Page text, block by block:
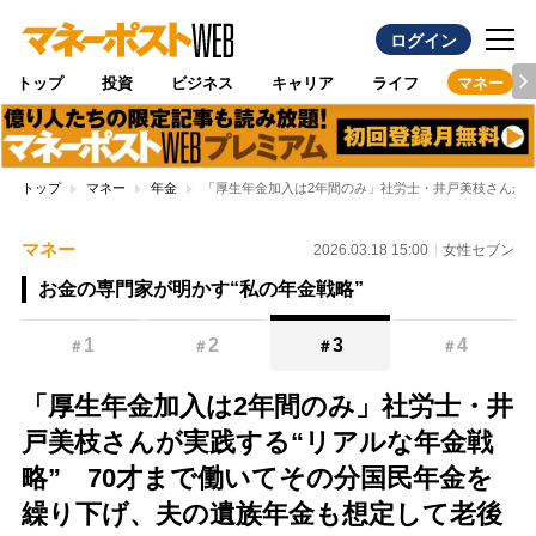
ログイン
トップ 投資 ビジネス キャリア ライフ マネー
トップ マネー 年金 「厚生年金加入は2年間のみ」社労士・井戸美枝さん
マネー 2026.03.18 15:00 女性セブン
お金の専門家が明かす“私の年金戦略”
＃ 1 ＃2 ＃3 ＃4
「厚生年金加入は2年間のみ」社労士・井
戸美枝さんが実践する“リアルな年金戦
略” 70才まで働いてその分国民年金を
繰り下げ、夫の遺族年金も想定して老後